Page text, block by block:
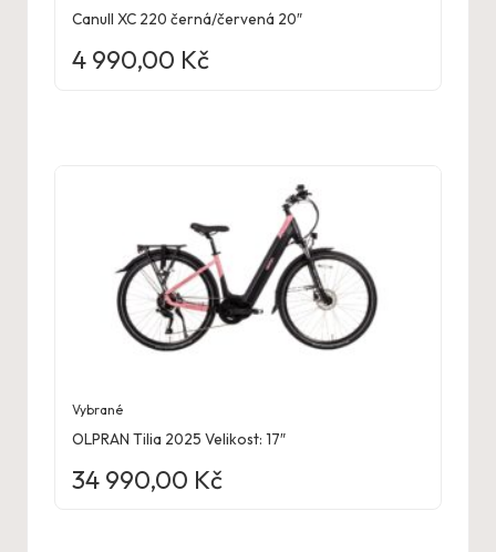
Canull XC 220 černá/červená 20″
4 990,00 Kč
Vybrané
OLPRAN Tilia 2025 Velikost: 17″
34 990,00 Kč